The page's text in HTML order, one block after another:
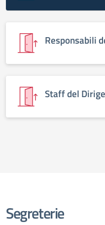
Responsabili
Staff del
Segreterie